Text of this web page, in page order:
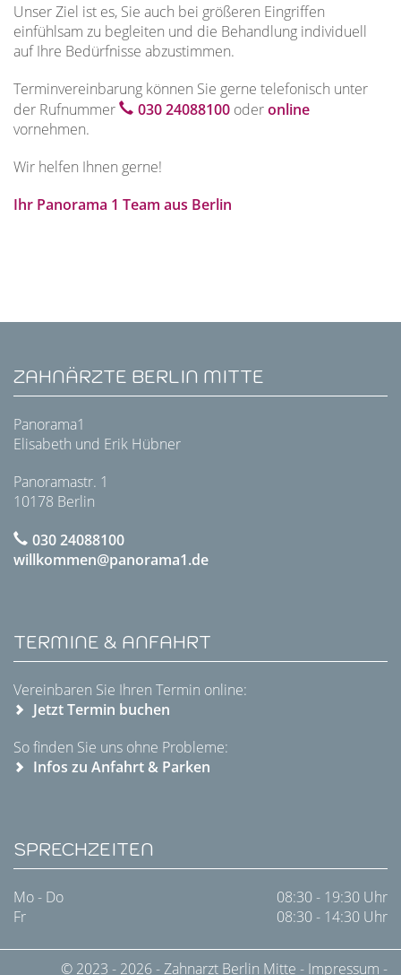
Unser Ziel ist es, Sie auch bei größeren Eingriffen
einfühlsam zu begleiten und die Behandlung individuell
auf Ihre Bedürfnisse abzustimmen.
Terminvereinbarung können Sie gerne telefonisch unter
der Rufnummer
030 24088100 oderonline
vornehmen.
Wir helfen Ihnen gerne!
Ihr Panorama 1 Team aus Berlin
ZAHNÄRZTE BERLIN MITTE
Panorama1
Elisabeth und Erik Hübner
Panoramastr. 1
10178 Berlin
030 24088100
willkommen@panorama1.de
TERMINE & ANFAHRT
Vereinbaren Sie Ihren Termin online:
Jetzt Termin buchen
So finden Sie uns ohne Probleme:
Infos zu Anfahrt & Parken
SPRECHZEITEN
Mo - Do
08:30 - 19:30 Uhr
Fr
08:30 - 14:30 Uhr
© 2023 - 2026 -Zahnarzt Berlin Mitte - Impressum -